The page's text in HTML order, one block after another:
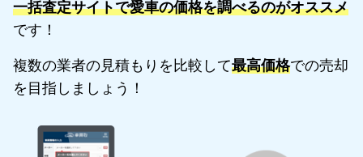
一括査定サイトで愛車の価格を調べるのがオススメ
です！
複数の業者の見積もりを比較して最高価格での売却
を目指しましょう！